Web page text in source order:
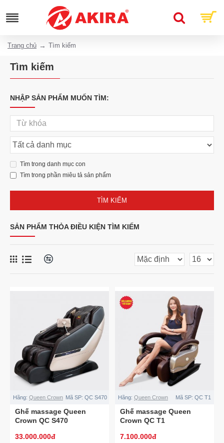
Trang chủ Tìm kiếm
Tìm kiếm
NHẬP SẢN PHẨM MUỐN TÌM:
Tìm trong danh mục con
Tìm trong phần miêu tả sản phẩm
TÌM KIẾM
SẢN PHẨM THỎA ĐIỀU KIỆN TÌM KIẾM
Hãng: Queen Crown Mã SP: QC S470
Ghế massage Queen
Crown QC S470
33.000.000đ
Hãng: Queen Crown Mã SP: QC T1
Ghế massage Queen
Crown QC T1
7.100.000đ